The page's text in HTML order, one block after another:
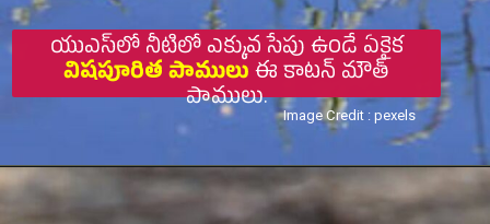
Image Credit : pexels
యుఎస్‌లో నీటిలో ఎక్కువ సేపు ఉండే ఏకైక
విషపూరిత పాములు ఈ కాటన్ మౌత్
పాములు.